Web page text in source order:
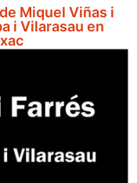
Miquel Viñas i
i Vilarasau en